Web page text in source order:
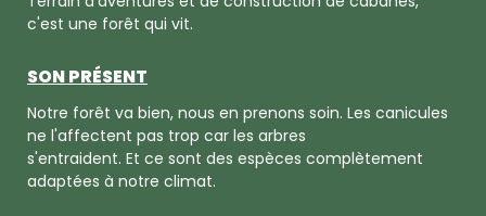
c'est une forêt qui vit.
SON PRÉSENT
Notre forêt va bien, nous en prenons soin. Les canicules
ne l'affectent pas trop car les arbres
s'entraident. Et ce sont des espèces complètement
adaptées à notre climat.